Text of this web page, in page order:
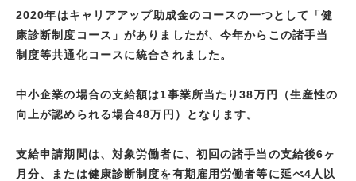
2020年はキャリアアップ助成金のコースの一つとして「健
康診断制度コース」がありましたが、今年からこの諸手当
制度等共通化コースに統合されました。
中小企業の場合の支給額は1事業所当たり38万円（生産性の
向上が認められる場合48万円）となります。
支給申請期間は、対象労働者に、初回の諸手当の支給後6ヶ
月分、または健康診断制度を有期雇用労働者等に延べ4人以